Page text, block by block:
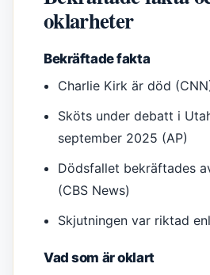
oklarheter
Bekräftade fakta
Charlie Kirk är död
Sköts under debatt i
september 2025 (AP)
Dödsfallet bekräftades
(CBS News)
Skjutningen var riktad
Vad som är oklart